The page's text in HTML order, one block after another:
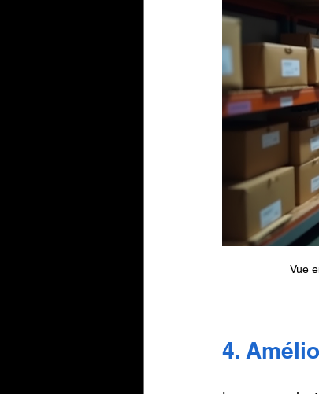
Vue
4.